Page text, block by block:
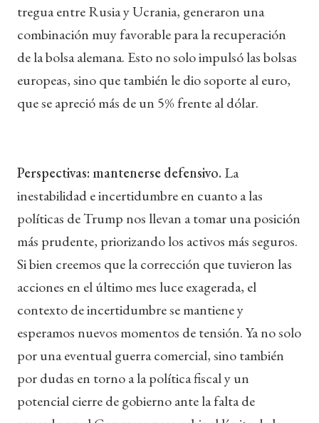
tregua entre Rusia y Ucrania, generaron una
combinación muy favorable para la recuperación
de la bolsa alemana. Esto no solo impulsó las bolsas
europeas, sino que también le dio soporte al euro,
que se apreció más de un 5% frente al dólar.
Perspectivas: mantenerse defensivo. La
inestabilidad e incertidumbre en cuanto a las
políticas de Trump nos llevan a tomar una posición
más prudente, priorizando los activos más seguros.
Si bien creemos que la corrección que tuvieron las
acciones en el último mes luce exagerada, el
contexto de incertidumbre se mantiene y
esperamos nuevos momentos de tensión. Ya no solo
por una eventual guerra comercial, sino también
por dudas en torno a la política fiscal y un
potencial cierre de gobierno ante la falta de